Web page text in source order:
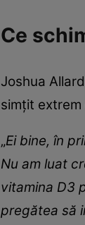
Ce
Joshua
simțit
„Ei bine, în
Nu am luat
vitamina D3
pregătea să